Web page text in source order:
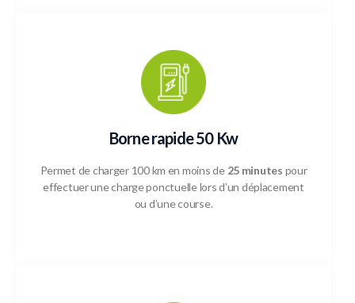
Borne rapide 50 Kw
Permet de charger 100 km en moins de 25 minutes pour
effectuer une charge ponctuelle lors d’un déplacement
ou d’une course.